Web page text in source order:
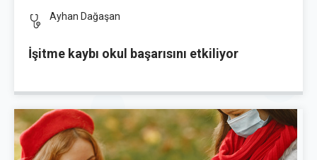
Ayhan Dağaşan
İşitme kaybı okul başarısını etkiliyor